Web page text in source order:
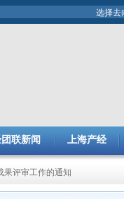
联新闻 上海产经
果评审工作的通知